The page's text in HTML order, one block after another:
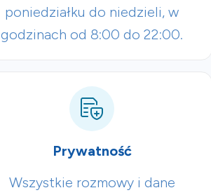
poniedziałku do niedzieli, w
godzinach od 8:00 do 22:00.
Prywatność
Wszystkie rozmowy i dane